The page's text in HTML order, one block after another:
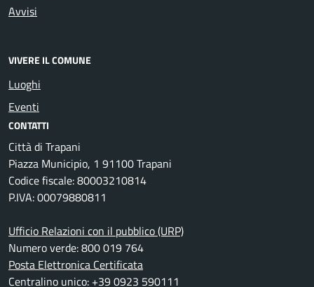
Avvisi
VIVERE IL COMUNE
Luoghi
Eventi
CONTATTI
Città di Trapani
Piazza Municipio, 1 91100 Trapani
Codice fiscale: 80003210814
P.IVA: 00079880811
Ufficio Relazioni con il pubblico (URP)
Numero verde: 800 019 764
Posta Elettronica Certificata
Centralino unico: +39 0923 590111